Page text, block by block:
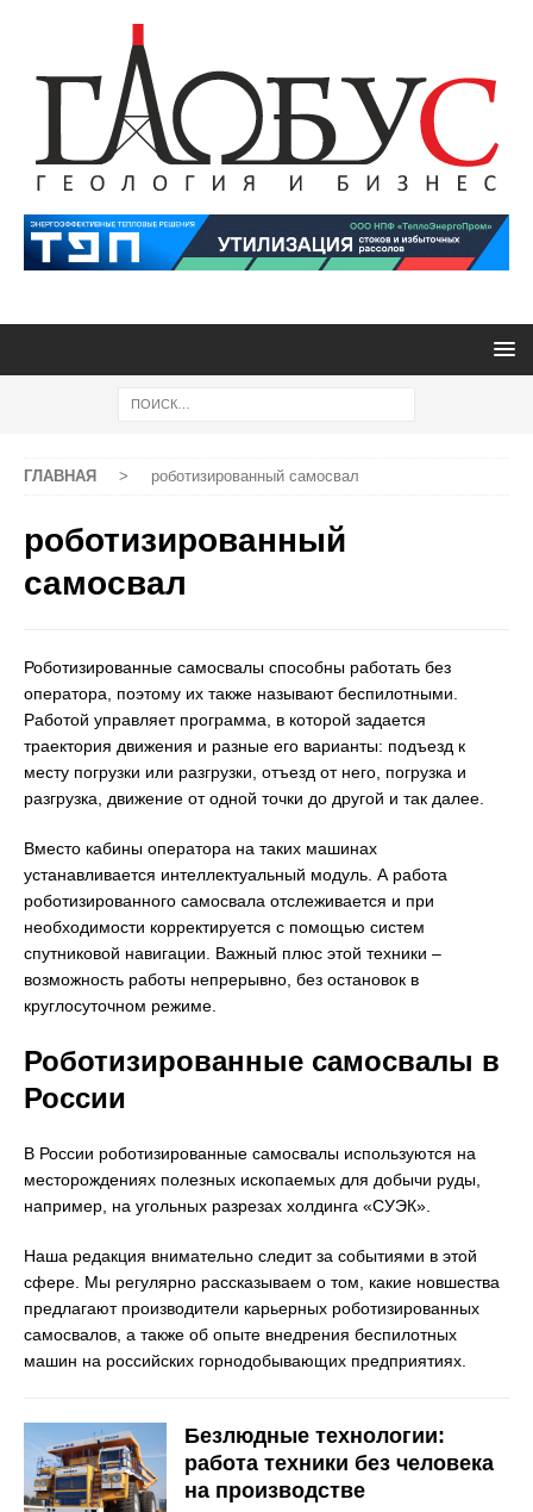
ГЛАВНАЯ > роботизированный самосвал
роботизированный
самосвал
Роботизированные самосвалы способны работать без
оператора, поэтому их также называют беспилотными.
Работой управляет программа, в которой задается
траектория движения и разные его варианты: подъезд к
месту погрузки или разгрузки, отъезд от него, погрузка и
разгрузка, движение от одной точки до другой и так далее.
Вместо кабины оператора на таких машинах
устанавливается интеллектуальный модуль. А работа
роботизированного самосвала отслеживается и при
необходимости корректируется с помощью систем
спутниковой навигации. Важный плюс этой техники –
возможность работы непрерывно, без остановок в
круглосуточном режиме.
Роботизированные самосвалы в
России
В России роботизированные самосвалы используются на
месторождениях полезных ископаемых для добычи руды,
например, на угольных разрезах холдинга «СУЭК».
Наша редакция внимательно следит за событиями в этой
сфере. Мы регулярно рассказываем о том, какие новшества
предлагают производители карьерных роботизированных
самосвалов, а также об опыте внедрения беспилотных
машин на российских горнодобывающих предприятиях.
Безлюдные технологии:
работа техники без человека
на производстве